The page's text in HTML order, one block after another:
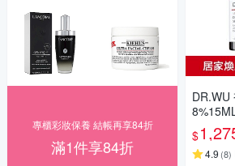
專櫃彩妝保養 結帳再享84折
滿1件享84折
DR.WU
$
4.9 (8)